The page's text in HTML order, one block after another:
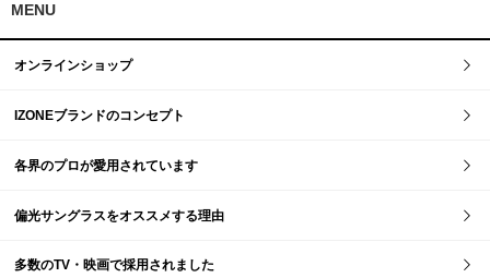
MENU
オンラインショップ
IZONEブランドのコンセプト
各界のプロが愛用されています
偏光サングラスをオススメする理由
多数のTV・映画で採用されました